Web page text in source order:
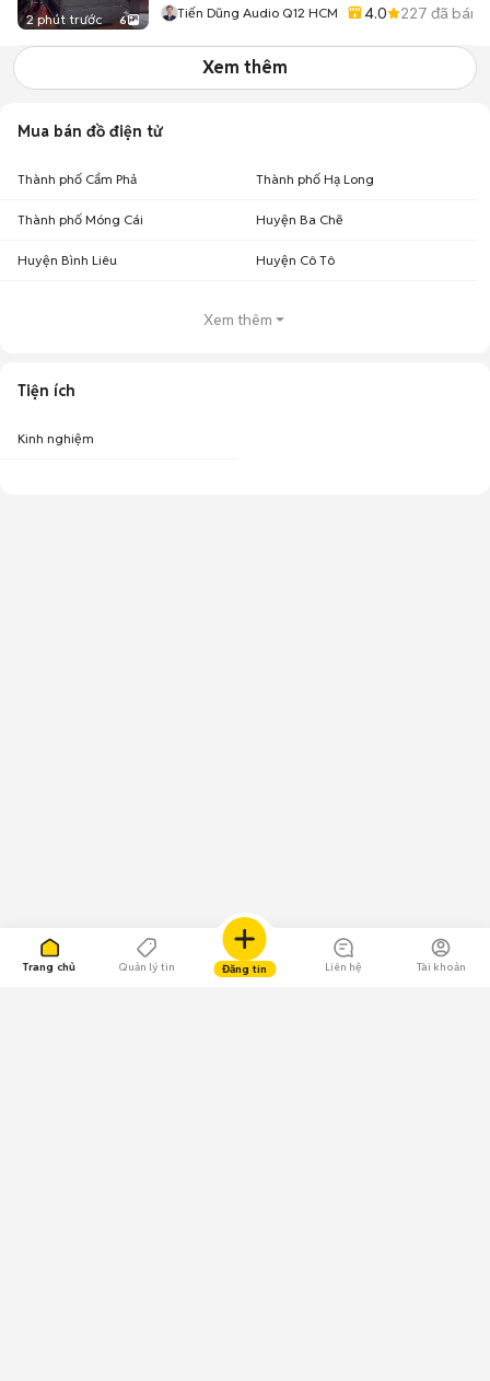
Trang chủ Quản lý tin Đăng tin Liên hệ Tài khoản
2 phút trước 6 Tiến Dũng Audio Q12 HCM 4.0 227 đã bán
Xem thêm
Mua bán đồ điện tử
Thành phố Cẩm Phả Thành phố Hạ Long
Thành phố Móng Cái Huyện Ba Chẽ
Huyện Bình Liêu Huyện Cô Tô
Xem thêm
Tiện ích
Kinh nghiệm